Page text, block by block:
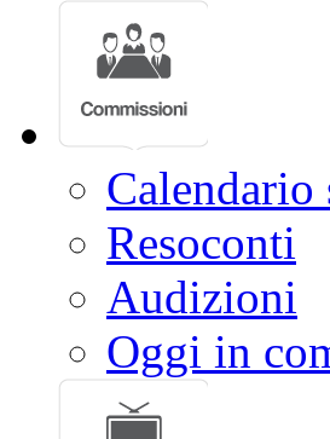
Calendario
Resoconti
Audizioni
Oggi in